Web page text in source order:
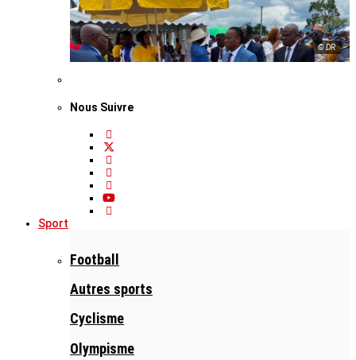
© DR
Nous Suivre
Sport
Football
Autres sports
Cyclisme
Olympisme